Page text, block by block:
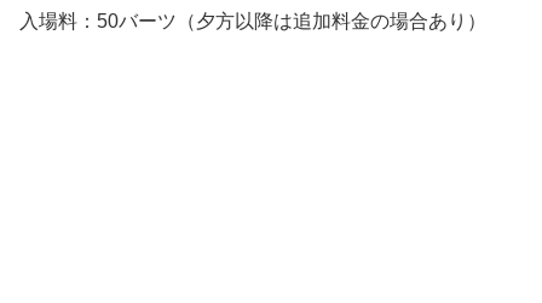
入場料：50バーツ（夕方以降は追加料金の場合あり）